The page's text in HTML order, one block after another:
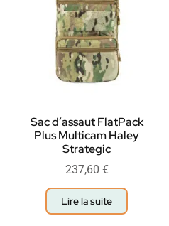
Sac d’assaut FlatPack
Plus Multicam Haley
Strategic
237,60 €
Lire la suite